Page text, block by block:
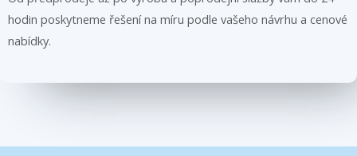
hodin poskytneme řešení na míru podle vašeho návrhu a cenové
nabídky.